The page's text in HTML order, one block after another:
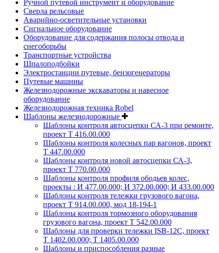
Ручной путевой инструмент и оборудование
Сверла рельсовые
Аварийно-осветительные установки
Сигнальное оборудование
Оборудование для содержания полосы отвода и
снегоборьбы
Транспортные устройства
Шпалоподбойки
Электростанции путевые, бензогенераторы
Путевые машины
Железнодорожные экскаваторы и навесное
оборудование
Железнодорожная техника Robel
Шаблоны железнодорожные
Шаблоны контроля автосцепки СА-3 при ремонте,
проект Т 416.00.000
Шаблоны контроля колесных пар вагонов, проект
Т 447.00.000
Шаблоны контроля новой автосцепки СА-3,
проект Т 770.00.000
Шаблоны контроля профиля ободьев колес,
проекты : И 477.00.000; И 372.00.000; И 433.00.000
Шаблоны контроля тележки грузового вагона,
проект Т 914.00.000, мод 18-194-1
Шаблоны контроля тормозного оборудования
грузового вагона, проект Т 542.00.000
Шаблоны для проверки тележки ISB-12C, проект
Т 1402.00.000; Т 1405.00.000
Шаблоны и приспособления разные